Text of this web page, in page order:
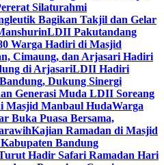
Silaturahmi
Bagikan Takjil dan Gelar
LDII Pakutandang
Warga Hadiri di Masjid
Cimaung, dan Arjasari Hadiri
di ArjasariLDII Hadiri
Dukung Sinergi
Generasi Muda LDII Soreang
Masjid Manbaul HudaWarga
Buka Puasa Bersama,
Kajian Ramadan di Masjid
Bandung
Hadir Safari Ramadan Hari